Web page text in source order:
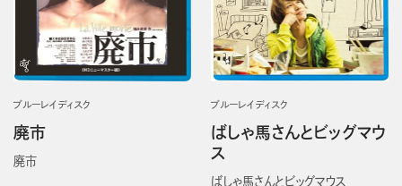
ブルーレイディスク
廃市
廃市
ブルーレイディスク
ばしゃ馬さんとビッグマウ
ス
ばしゃ馬さんとビッグマウス